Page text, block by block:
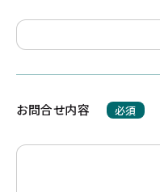
お問合せ内容 必須